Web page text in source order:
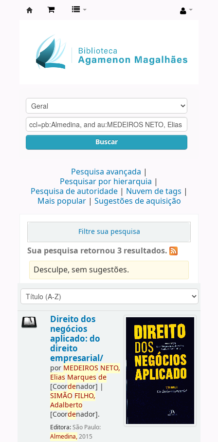
Agamenon
Magalhães
Buscar
Pesquisa avançada
Pesquisar por hierarquia
Pesquisa de autoridade
Nuvem de tags
Mais popular
Sugestões de aquisição
Filtre sua pesquisa
Sua pesquisa retornou 3 resultados.
Desculpe, sem sugestões.
Direito dos
negócios
aplicado: do
direito
empresarial/
por MEDEIROS NETO,
Elias Marques de
[Coordenador] |
SIMÃO FILHO,
Adalberto
[Coordenador].
Editora:São Paulo:
Almedina,2015